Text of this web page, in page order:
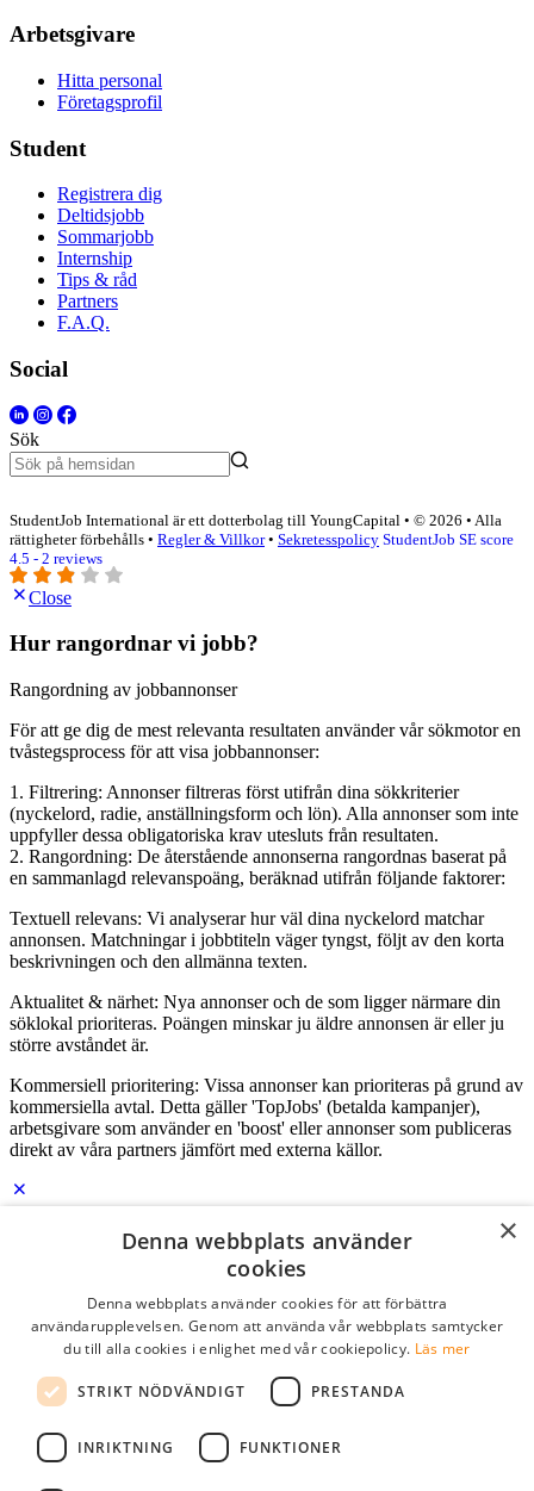
Arbetsgivare
Hitta personal
Företagsprofil
Student
Registrera dig
Deltidsjobb
Sommarjobb
Internship
Tips & råd
Partners
F.A.Q.
Social
Sök
StudentJob International är ett dotterbolag till YoungCapital • © 2026 • Alla
rättigheter förbehålls • Regler & Villkor• Sekretesspolicy StudentJob SE score
4.5 - 2 reviews
Close
Hur rangordnar vi jobb?
Rangordning av jobbannonser
För att ge dig de mest relevanta resultaten använder vår sökmotor en
tvåstegsprocess för att visa jobbannonser:
1. Filtrering: Annonser filtreras först utifrån dina sökkriterier
(nyckelord, radie, anställningsform och lön). Alla annonser som inte
uppfyller dessa obligatoriska krav utesluts från resultaten.
2. Rangordning: De återstående annonserna rangordnas baserat på
en sammanlagd relevanspoäng, beräknad utifrån följande faktorer:
Textuell relevans: Vi analyserar hur väl dina nyckelord matchar
annonsen. Matchningar i jobbtiteln väger tyngst, följt av den korta
beskrivningen och den allmänna texten.
Aktualitet & närhet: Nya annonser och de som ligger närmare din
söklokal prioriteras. Poängen minskar ju äldre annonsen är eller ju
större avståndet är.
Kommersiell prioritering: Vissa annonser kan prioriteras på grund av
kommersiella avtal. Detta gäller 'TopJobs' (betalda kampanjer),
arbetsgivare som använder en 'boost' eller annonser som publiceras
direkt av våra partners jämfört med externa källor.
Logga in som företag
Lösenord
kom ihåg mig
logga in
×
Denna webbplats använder
cookies
Denna webbplats använder cookies för att förbättra
användarupplevelsen. Genom att använda vår webbplats samtycker
du till alla cookies i enlighet med vår cookiepolicy. Läs mer
STRIKT NÖDVÄNDIGT PRESTANDA
INRIKTNING FUNKTIONER